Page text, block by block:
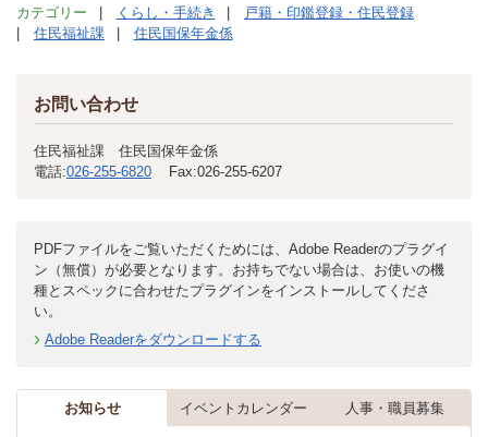
カテゴリー くらし・手続き
戸籍・印鑑登録・住民登録
住民福祉課
住民国保年金係
お問い合わせ
住民福祉課 住民国保年金係
電話:026-255-6820 Fax:026-255-6207
PDFファイルをご覧いただくためには、Adobe Readerのプラグイ
ン（無償）が必要となります。お持ちでない場合は、お使いの機
種とスペックに合わせたプラグインをインストールしてくださ
い。
Adobe Readerをダウンロードする
お知らせ イベントカレンダー 人事・職員募集